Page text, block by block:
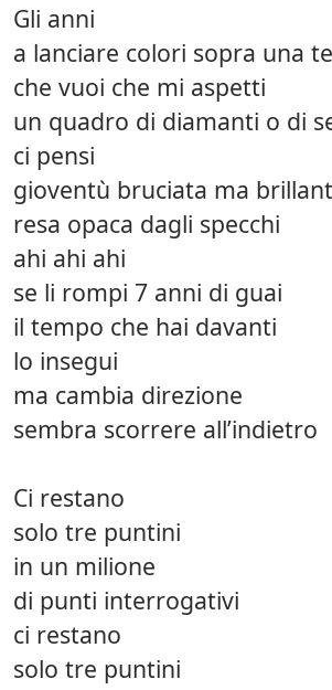
Gli anni
a lanciare colori sopra una
che vuoi che mi aspetti
un quadro di diamanti o di
ci pensi
gioventù bruciata ma
resa opaca dagli specchi
ahi ahi ahi
se li rompi 7 anni di guai
il tempo che hai davanti
lo insegui
ma cambia direzione
sembra scorrere all’indietro
Ci restano
solo tre puntini
in un milione
di punti interrogativi
ci restano
solo tre puntini